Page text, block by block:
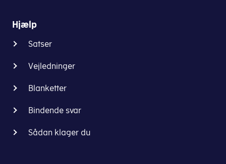
Hjælp
Satser
Vejledninger
Blanketter
Bindende svar
Sådan klager du